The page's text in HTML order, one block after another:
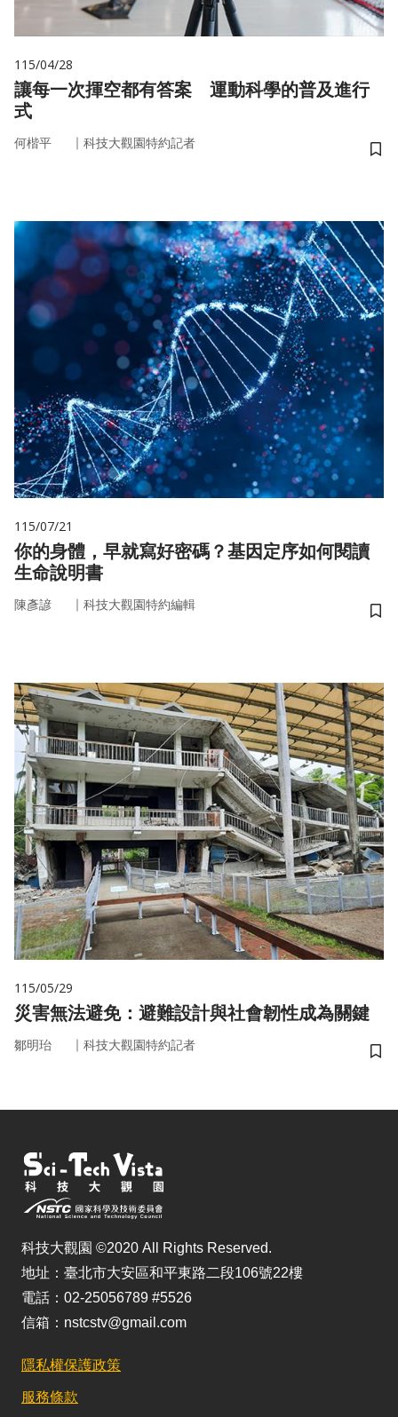
115/04/28
讓每一次揮空都有答案 運動科學的普及進行
式
何楷平 ｜ 科技大觀園特約記者
儲
115/07/21
你的身體，早就寫好密碼？基因定序如何閱讀
生命說明書
陳彥諺 ｜ 科技大觀園特約編輯
儲
115/05/29
災害無法避免：避難設計與社會韌性成為關鍵
鄒明珆 ｜ 科技大觀園特約記者
儲
科技大觀園 ©2020 All Rights Reserved.
地址：臺北市大安區和平東路二段106號22樓
電話：02-25056789 #5526
信箱：nstcstv@gmail.com
隱私權保護政策
服務條款